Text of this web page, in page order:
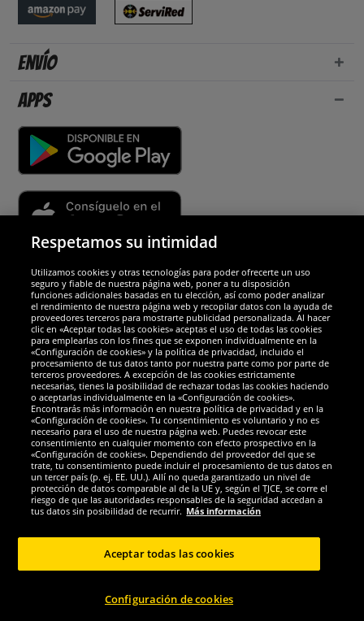
Envío
Apps
Socios y seguridad
Galardones
Redes sociales
Todos los derechos reservados
Respetamos su intimidad
Utilizamos cookies y otras tecnologías para poder ofrecerte un uso
seguro y fiable de nuestra página web, poner a tu disposición
funciones adicionales basadas en tu elección, así como poder analizar
el rendimiento de nuestra página web y recopilar datos con la ayuda de
proveedores terceros para mostrarte publicidad personalizada. Al hacer
clic en «Aceptar todas las cookies» aceptas el uso de todas las cookies
para emplearlas con los fines que se exponen individualmente en la
«Configuración de cookies» y la política de privacidad, incluido el
procesamiento de tus datos tanto por nuestra parte como por parte de
terceros proveedores. A excepción de las cookies estrictamente
necesarias, tienes la posibilidad de rechazar todas las cookies haciendo
o aceptarlas individualmente en la «Configuración de cookies».
Encontrarás más información en nuestra política de privacidad y en la
«Configuración de cookies». Tu consentimiento es voluntario y no es
necesario para el uso de nuestra página web. Puedes revocar este
consentimiento en cualquier momento con efecto prospectivo en la
«Configuración de cookies». Dependiendo del proveedor del que se
trate, tu consentimiento puede incluir el procesamiento de tus datos en
un tercer país (p. ej. EE. UU.). Allí no queda garantizado un nivel de
protección de datos comparable al de la UE y, según el TJCE, se corre el
riesgo de que las autoridades responsables de la seguridad accedan a
tus datos sin posibilidad de recurrir. Más información
Configuración de cookies
Aceptar todas las cookies